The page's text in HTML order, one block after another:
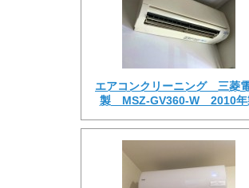
エアコンクリーニング 三菱
製 MSZ-GV360-W 2010年